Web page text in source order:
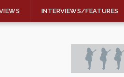
INTERVIEWS/FEATURES